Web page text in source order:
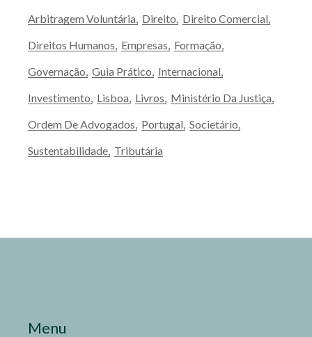
Arbitragem Voluntária Direito Direito Comercial
Direitos Humanos Empresas Formação
Governação Guia Prático Internacional
Investimento Lisboa Livros Ministério Da Justiça
Ordem De Advogados Portugal Societário
Sustentabilidade Tributária
Menu